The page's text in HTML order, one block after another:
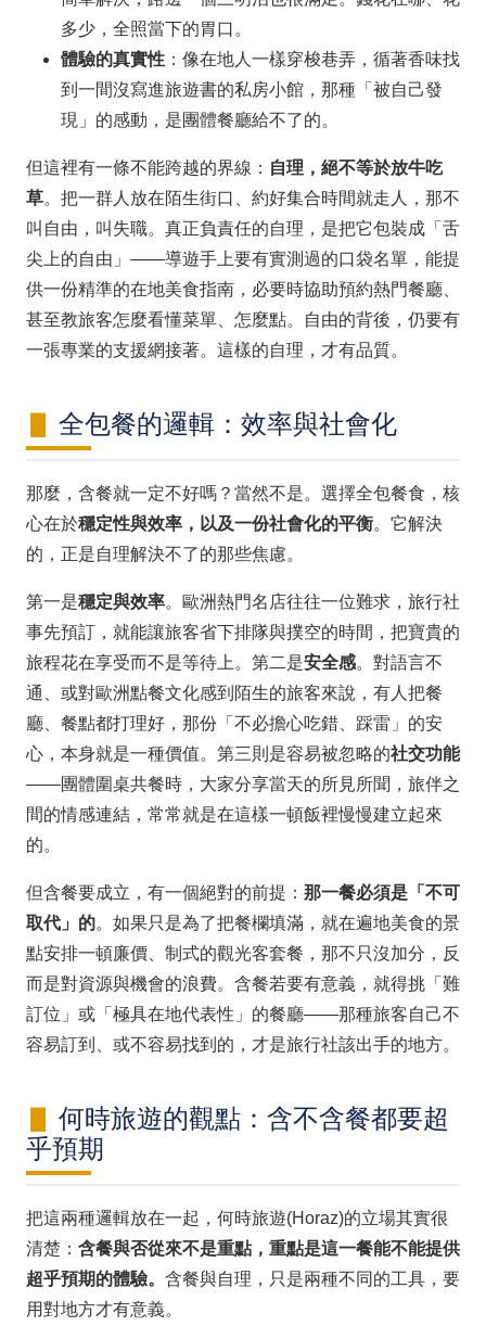
多少，全照當下的胃口。
體驗的真實性 ：像在地人一樣穿梭巷弄，循著香味找
到一間沒寫進旅遊書的私房小館，那種「被自己發
現」的感動，是團體餐廳給不了的。
但這裡有一條不能跨越的界線： 自理，絕不等於放牛吃
草。把一群人放在陌生街口、約好集合時間就走人，那不
叫自由，叫失職。真正負責任的自理，是把它包裝成「舌
尖上的自由」——導遊手上要有實測過的口袋名單，能提
供一份精準的在地美食指南，必要時協助預約熱門餐廳、
甚至教旅客怎麼看懂菜單、怎麼點。自由的背後，仍要有
一張專業的支援網接著。這樣的自理，才有品質。
全包餐的邏輯：效率與社會化
那麼，含餐就一定不好嗎？當然不是。選擇全包餐食，核
心在於穩定性與效率，以及一份社會化的平衡。它解決
的，正是自理解決不了的那些焦慮。
第一是穩定與效率。歐洲熱門名店往往一位難求，旅行社
事先預訂，就能讓旅客省下排隊與撲空的時間，把寶貴的
旅程花在享受而不是等待上。第二是安全感。對語言不
通、或對歐洲點餐文化感到陌生的旅客來說，有人把餐
廳、餐點都打理好，那份「不必擔心吃錯、踩雷」的安
心，本身就是一種價值。第三則是容易被忽略的社交功能
——團體圍桌共餐時，大家分享當天的所見所聞，旅伴之
間的情感連結，常常就是在這樣一頓飯裡慢慢建立起來
的。
但含餐要成立，有一個絕對的前提： 那一餐必須是「不可
取代」的。如果只是為了把餐欄填滿，就在遍地美食的景
點安排一頓廉價、制式的觀光客套餐，那不只沒加分，反
而是對資源與機會的浪費。含餐若要有意義，就得挑「難
訂位」或「極具在地代表性」的餐廳——那種旅客自己不
容易訂到、或不容易找到的，才是旅行社該出手的地方。
何時旅遊的觀點：含不含餐都要超
乎預期
把這兩種邏輯放在一起，何時旅遊(Horaz)的立場其實很
清楚： 含餐與否從來不是重點，重點是這一餐能不能提供
超乎預期的體驗。 含餐與自理，只是兩種不同的工具，要
用對地方才有意義。